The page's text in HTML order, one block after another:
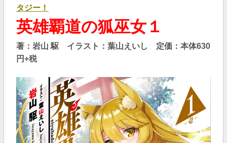
タジー！
英雄覇道の狐巫女１
著：岩山 駆 イラスト：葉山えいし 定価：本体630
円+税